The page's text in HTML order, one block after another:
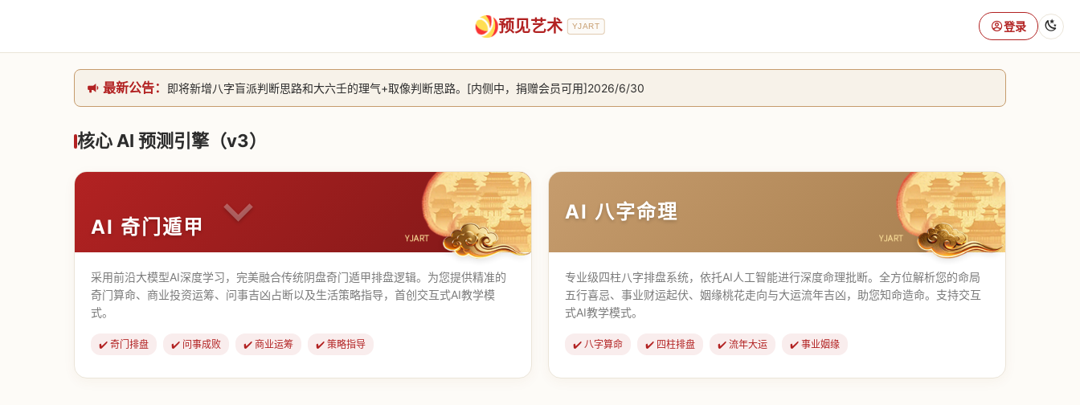
预见艺术 YJART 登录
最新公告：
即将新增八字盲派判断思路和大六壬的理气+取像判断思路。[内侧中，捐赠会员可用]2026/6/30
网站升级完成，升级全模块的算法，限时开放用户注册。2026/6/27
致老用户的一封信，旧站充值会员开放注册截止到8月25日 2026/2/25
核心 AI 预测引擎（v3）
AI 奇门遁甲
采用前沿大模型AI深度学习，完美融合传统阴盘奇门遁甲排盘逻辑。为您提供精准的
奇门算命、商业投资运筹、问事吉凶占断以及生活策略指导，首创交互式AI教学模
式。
✔️ 奇门排盘 ✔️ 问事成败 ✔️ 商业运筹 ✔️ 策略指导
【道家奇门】 【传统奇门】
AI 八字命理
专业级四柱八字排盘系统，依托AI人工智能进行深度命理批断。全方位解析您的命局
五行喜忌、事业财运起伏、姻缘桃花走向与大运流年吉凶，助您知命造命。支持交互
式AI教学模式。
✔️ 八字算命 ✔️ 四柱排盘 ✔️ 流年大运 ✔️ 事业姻缘